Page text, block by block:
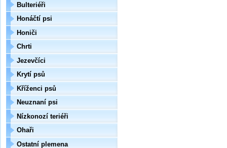
Bulteriéři
Honáčtí psi
Honiči
Chrti
Jezevčíci
Krytí psů
Kříženci psů
Neuznaní psi
Nízkonozí teriéři
Ohaři
Ostatní plemena